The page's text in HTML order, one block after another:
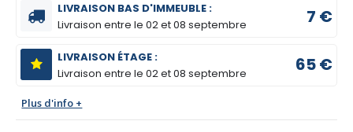
LIVRAISON BAS D'IMMEUBLE :
Livraison entre le02 et 08 septembre 7 €
LIVRAISON ÉTAGE :
Livraison entre le02 et 08 septembre 65 €
Plus d'info +